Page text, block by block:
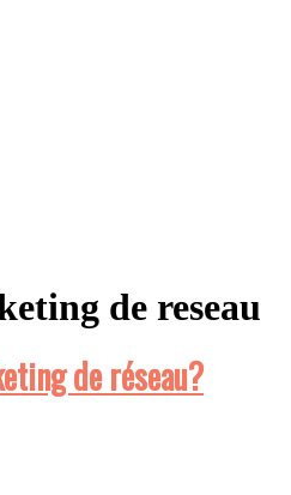
de reseau
de réseau?